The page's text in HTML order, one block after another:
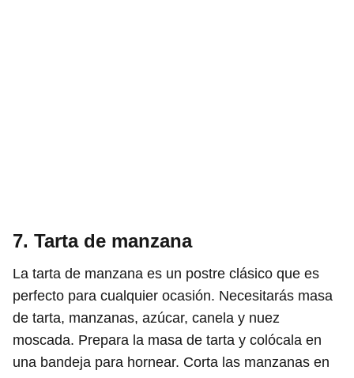
7. Tarta de manzana
La tarta de manzana es un postre clásico que es
perfecto para cualquier ocasión. Necesitarás masa
de tarta, manzanas, azúcar, canela y nuez
moscada. Prepara la masa de tarta y colócala en
una bandeja para hornear. Corta las manzanas en